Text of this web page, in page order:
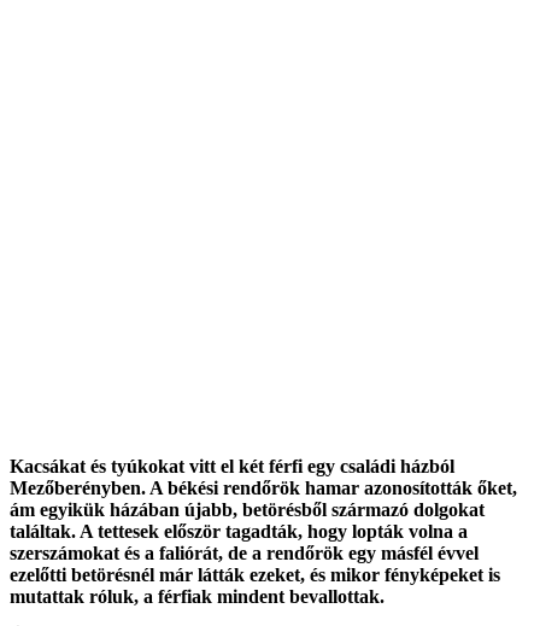
Kacsákat és tyúkokat vitt el két férfi egy családi házból
Mezőberényben. A békési rendőrök hamar azonosították őket,
ám egyikük házában újabb, betörésből származó dolgokat
találtak. A tettesek először tagadták, hogy lopták volna a
szerszámokat és a faliórát, de a rendőrök egy másfél évvel
ezelőtti betörésnél már látták ezeket, és mikor fényképeket is
mutattak róluk, a férfiak mindent bevallottak.